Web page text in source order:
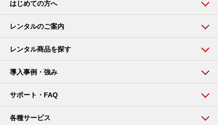
はじめての方へ
レンタルのご案内
レンタル商品を探す
導入事例・強み
サポート・FAQ
各種サービス